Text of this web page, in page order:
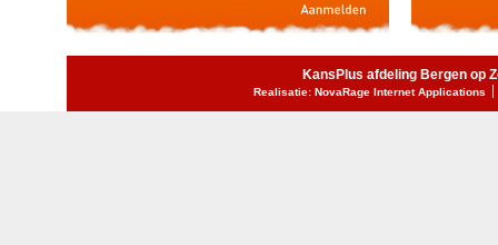
KansPlus afdeling Bergen op
Realisatie: NovaRage Internet Applications